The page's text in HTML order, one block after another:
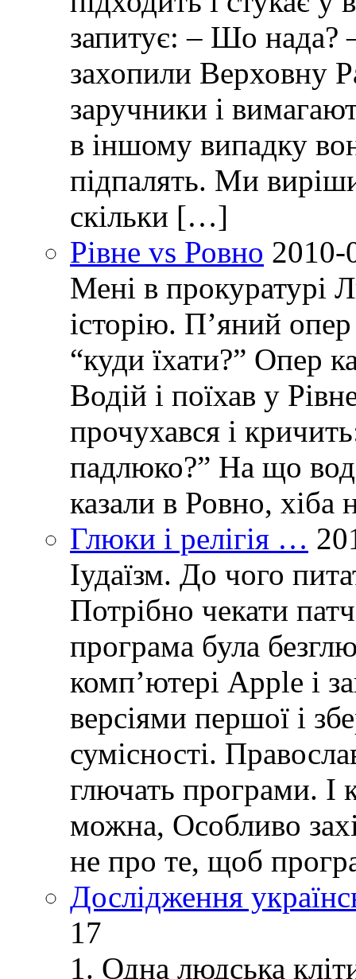
запитує: – Шо нада?
захопили Верховну
заручники і
в іншому випадку
підпалять. Ми
скільки […]
Рівне vs Ровно 2010-
Мені в прокуратурі
історію. П’яний
“куди їхати?” Опер
Водій і поїхав у
прочухався і
падлюко?” На що
казали в Ровно,
Глюки і релігія …
Іудаїзм. До чого
Потрібно чекати
програма була
комп’ютері Apple і
версіями першої і
сумісності.
глючать програми. І
можна, Особливо
не про те, щоб
Дослідження
17
1. Одна людська